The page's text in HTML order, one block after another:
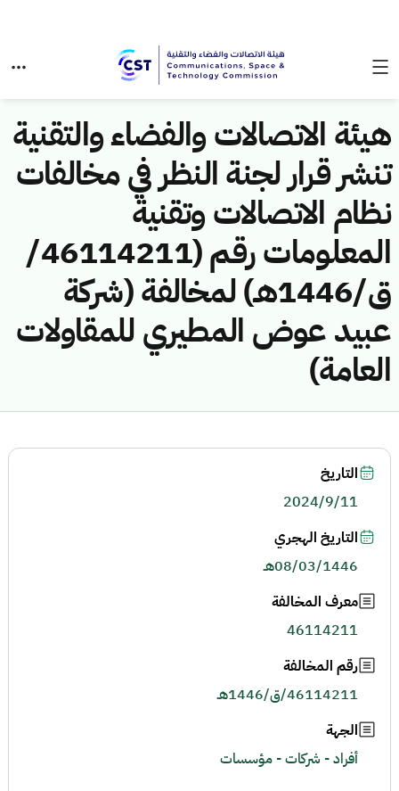
هيئة الاتصالات والفضاء والتقنية
تنشر قرار لجنة النظر في مخالفات
نظام الاتصالات وتقنية
المعلومات رقم (46114211/
ق/1446هـ) لمخالفة (شركة
عبيد عوض المطيري للمقاولات
العامة)
التاريخ
2024/9/11
التاريخ الهجري
08/03/1446هـ
معرف المخالفة
46114211
رقم المخالفة
46114211/ق/1446هـ
الجهة
أفراد - شركات - مؤسسات